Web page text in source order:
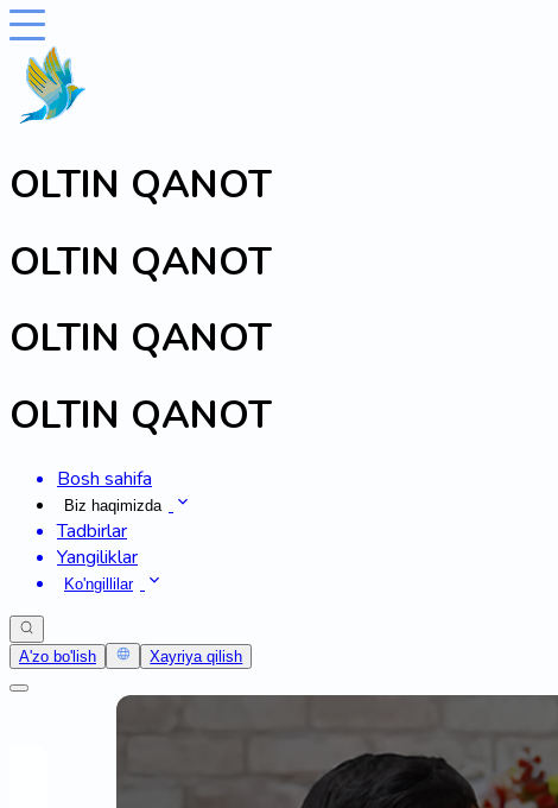
OLTIN QANOT
OLTIN QANOT
OLTIN QANOT
OLTIN QANOT
Bosh sahifa
Biz haqimizda
Tadbirlar
Yangiliklar
Ko'ngillilar
A'zo bo'lish Xayriya qilish